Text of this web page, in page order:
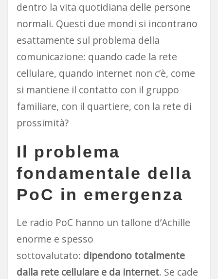
dentro la vita quotidiana delle persone
normali. Questi due mondi si incontrano
esattamente sul problema della
comunicazione: quando cade la rete
cellulare, quando internet non c’è, come
si mantiene il contatto con il gruppo
familiare, con il quartiere, con la rete di
prossimità?
Il problema
fondamentale della
PoC in emergenza
Le radio PoC hanno un tallone d’Achille
enorme e spesso
sottovalutato: dipendono totalmente
dalla rete cellulare e da internet. Se cade